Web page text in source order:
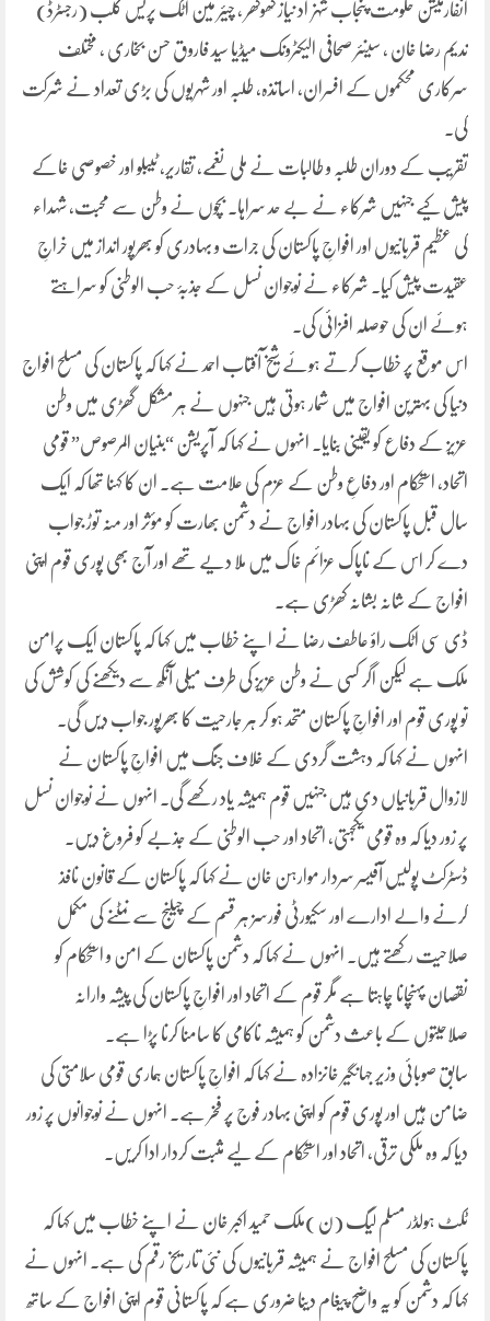
انفارمیشن حکومت پنجاب شہزاد نیاز کھوکھر ، چیئر مین اٹک پریس کلب (رجسٹرڈ)
ندیم رضا خان ، سینئر صحافی الیکٹرونک میڈیا سید فاروق حسن بخاری ، مختلف
سرکاری محکموں کے افسران، اساتذہ، طلبہ اور شہریوں کی بڑی تعداد نے شرکت
کی۔
تقریب کے دوران طلبہ و طالبات نے ملی نغمے، تقاریر، ٹیبلو اور خصوصی خاکے
پیش کیے جنہیں شرکاء نے بے حد سراہا۔ بچوں نے وطن سے محبت، شہداء
کی عظیم قربانیوں اور افواجِ پاکستان کی جرات و بہادری کو بھرپور انداز میں خراجِ
عقیدت پیش کیا۔ شرکاء نے نوجوان نسل کے جذبۂ حب الوطنی کو سراہتے
ہوئے ان کی حوصلہ افزائی کی۔
اس موقع پر خطاب کرتے ہوئے شیخ آفتاب احمد نے کہا کہ پاکستان کی مسلح افواج
دنیا کی بہترین افواج میں شمار ہوتی ہیں جنہوں نے ہر مشکل گھڑی میں وطن
عزیز کے دفاع کو یقینی بنایا۔ انہوں نے کہا کہ آپریشن “بنیان المرصوص” قومی
اتحاد، استحکام اور دفاعِ وطن کے عزم کی علامت ہے۔ ان کا کہنا تھا کہ ایک
سال قبل پاکستان کی بہادر افواج نے دشمن بھارت کو مؤثر اور منہ توڑ جواب
دے کر اس کے ناپاک عزائم خاک میں ملا دیے تھے اور آج بھی پوری قوم اپنی
افواج کے شانہ بشانہ کھڑی ہے۔
ڈی سی اٹک راؤ عاطف رضا نے اپنے خطاب میں کہا کہ پاکستان ایک پرامن
ملک ہے لیکن اگر کسی نے وطن عزیز کی طرف میلی آنکھ سے دیکھنے کی کوشش کی
تو پوری قوم اور افواجِ پاکستان متحد ہو کر ہر جارحیت کا بھرپور جواب دیں گی۔
انہوں نے کہا کہ دہشت گردی کے خلاف جنگ میں افواجِ پاکستان نے
لازوال قربانیاں دی ہیں جنہیں قوم ہمیشہ یاد رکھے گی۔ انہوں نے نوجوان نسل
پر زور دیا کہ وہ قومی یکجہتی، اتحاد اور حب الوطنی کے جذبے کو فروغ دیں۔
ڈسٹرکٹ پولیس آفیسر سردار موارہن خان نے کہا کہ پاکستان کے قانون نافذ
کرنے والے ادارے اور سکیورٹی فورسز ہر قسم کے چیلنج سے نمٹنے کی مکمل
صلاحیت رکھتے ہیں۔ انہوں نے کہا کہ دشمن پاکستان کے امن و استحکام کو
نقصان پہنچانا چاہتا ہے مگر قوم کے اتحاد اور افواجِ پاکستان کی پیشہ وارانہ
صلاحیتوں کے باعث دشمن کو ہمیشہ ناکامی کا سامنا کرنا پڑا ہے۔
سابق صوبائی وزیر جہانگیر خانزادہ نے کہا کہ افواجِ پاکستان ہماری قومی سلامتی کی
ضامن ہیں اور پوری قوم کو اپنی بہادر فوج پر فخر ہے۔ انہوں نے نوجوانوں پر زور
دیا کہ وہ ملکی ترقی، اتحاد اور استحکام کے لیے مثبت کردار ادا کریں۔
ٹکٹ ہولڈر مسلم لیگ (ن )ملک حمید اکبر خان نے اپنے خطاب میں کہا کہ
پاکستان کی مسلح افواج نے ہمیشہ قربانیوں کی نئی تاریخ رقم کی ہے۔ انہوں نے
کہا کہ دشمن کو یہ واضح پیغام دینا ضروری ہے کہ پاکستانی قوم اپنی افواج کے ساتھ